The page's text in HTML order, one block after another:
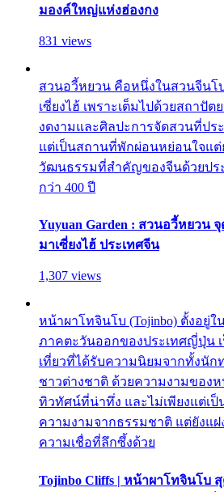
มองค์ใหญ่แห่งฮ่องกง
831 views
สวนอวี้หยวน คือหนึ่งในสวนจีน
เซี่ยงไฮ้ เพราะเต็มไปด้วยสถาปั
งดงามและศิลปะการจัดสวนที่ปร
แต่เป็นสถานที่พักผ่อนหย่อนใจแต่
วัฒนธรรมที่สำคัญของจีนด้วยปร
กว่า 400 ปี
Yuyuan Garden : สวนอวี้หยวน
มาเซี่ยงไฮ้ ประเทศจีน
1,307 views
หน้าผาโทจินโบ (Tojinbo) ตั้งอยู่ใ
ภาคตะวันออกของประเทศญี่ปุ่น
เที่ยวที่ได้รับความนิยมจากทั้งนัก
ชาวต่างชาติ ด้วยความงามของ
ทิวทัศน์ที่น่าทึ่ง และไม่เพียงแต่เ
ความงามจากธรรมชาติ แต่ยังแ
ความเชื่อที่ลึกซึ้งด้วย
Tojinbo Cliffs | หน้าผาโทจินโบ